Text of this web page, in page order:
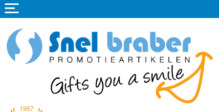
Home
Promotieartikelen